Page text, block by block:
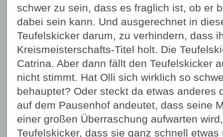
schwer zu sein, dass es fraglich ist, ob er
dabei sein kann. Und ausgerechnet in
Teufelskicker darum, zu verhindern, dass
Kreismeisterschafts-Titel holt. Die
Catrina. Aber dann fällt den Teufelskicker
nicht stimmt. Hat Olli sich wirklich so
behauptet? Oder steckt da etwas anderes
auf dem Pausenhof andeutet, dass seine
einer großen Überraschung aufwarten
Teufelskicker, dass sie ganz schnell